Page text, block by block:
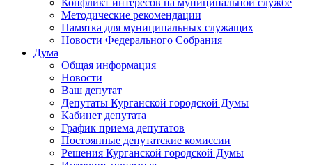
Конфликт интересов на муниципальной службе
Методические рекомендации
Памятка для муниципальных служащих
Новости Федерального Cобрания
Дума
Общая информация
Новости
Ваш депутат
Депутаты Курганской городской Думы
Кабинет депутата
График приема депутатов
Постоянные депутатские комиссии
Решения Курганской городской Думы